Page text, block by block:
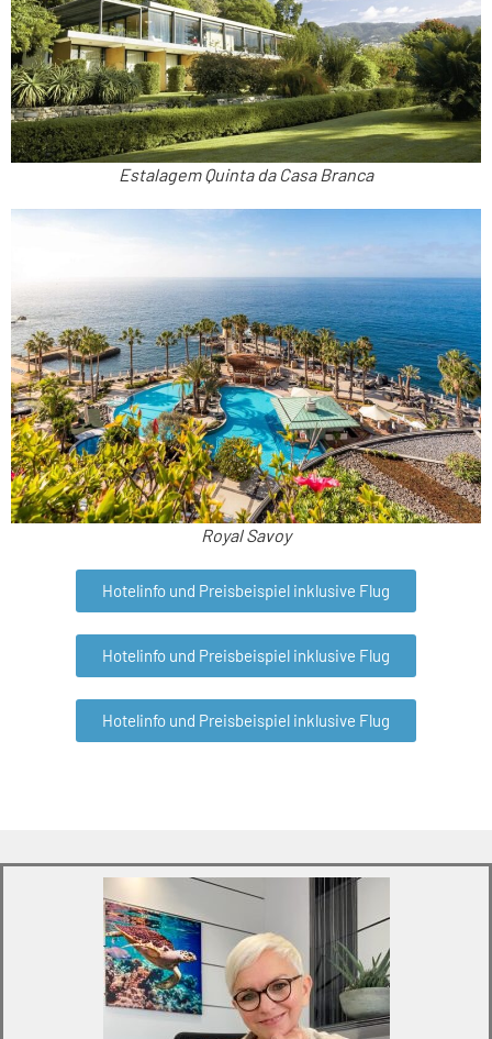
Estalagem Quinta da Casa Branca
Royal Savoy
Hotelinfo und Preisbeispiel inklusive Flug
Hotelinfo und Preisbeispiel inklusive Flug
Hotelinfo und Preisbeispiel inklusive Flug